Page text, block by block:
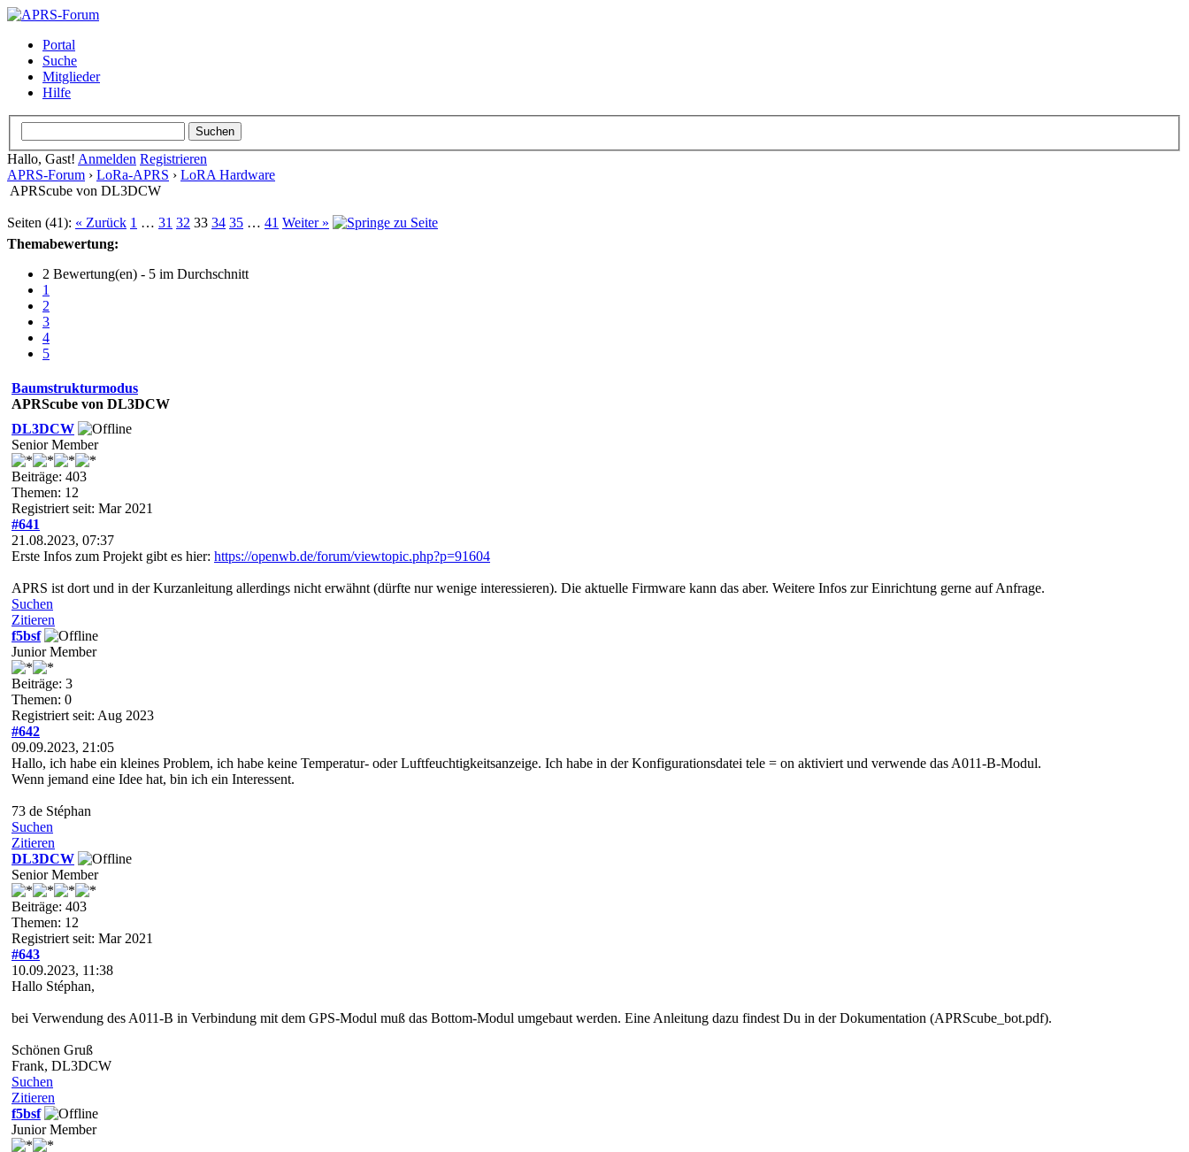
Portal
Suche
Mitglieder
Hilfe
Hallo, Gast! Anmelden Registrieren
APRS-Forum › LoRa-APRS › LoRA Hardware
APRScube von DL3DCW
Seiten (41): « Zurück 1 … 31 32 33 34 35 … 41 Weiter »
Themabewertung:
2 Bewertung(en) - 5 im Durchschnitt
1
2
3
4
5
Baumstrukturmodus
APRScube von DL3DCW
DL3DCW
Senior Member
Beiträge: 403
Themen: 12
Registriert seit: Mar 2021
#641
21.08.2023, 07:37
Erste Infos zum Projekt gibt es hier: https://openwb.de/forum/viewtopic.php?p=91604
APRS ist dort und in der Kurzanleitung allerdings nicht erwähnt (dürfte nur wenige interessieren). Die aktuelle Firmware kann das aber. Weitere Infos zur Einrichtung gerne auf Anfrage.
Suchen
Zitieren
f5bsf
Junior Member
Beiträge: 3
Themen: 0
Registriert seit: Aug 2023
#642
09.09.2023, 21:05
Hallo, ich habe ein kleines Problem, ich habe keine Temperatur- oder Luftfeuchtigkeitsanzeige. Ich habe in der Konfigurationsdatei tele = on aktiviert und verwende das A011-B-Modul.
Wenn jemand eine Idee hat, bin ich ein Interessent.
73 de Stéphan
Suchen
Zitieren
DL3DCW
Senior Member
Beiträge: 403
Themen: 12
Registriert seit: Mar 2021
#643
10.09.2023, 11:38
Hallo Stéphan,
bei Verwendung des A011-B in Verbindung mit dem GPS-Modul muß das Bottom-Modul umgebaut werden. Eine Anleitung dazu findest Du in der Dokumentation (APRScube_bot.pdf).
Schönen Gruß
Frank, DL3DCW
Suchen
Zitieren
f5bsf
Junior Member